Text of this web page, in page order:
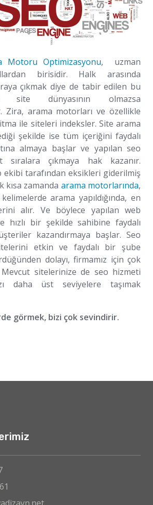
Motoru Optimizasyonu, uzman
birisidir. Halk arasında
çıkmak diye de tabir edilen bu
site dünyasının olmazsa
Zira, arama motorları ve özellikle
ile siteleri indeksler. Site arama
şekilde ise tüm içeriğini faydalı
almaya başlar ve yapılan seo
çıkmaya hak kazanır.
ekibi tarafından eksikleri giderilmiş
kısa zamanda arama motorlarında,
arama yapıldığında, en
alır. Ve böylece yapılan web
hızlı bir şekilde sahibine faydalı
kazandırmaya başlar. Seo
etkin ve faydalı bir şube
dolayı, firmamız için çok
sitelerinize de seo hizmeti
daha üst seviyelere taşımak
görmek, bizi çok sevindirir.